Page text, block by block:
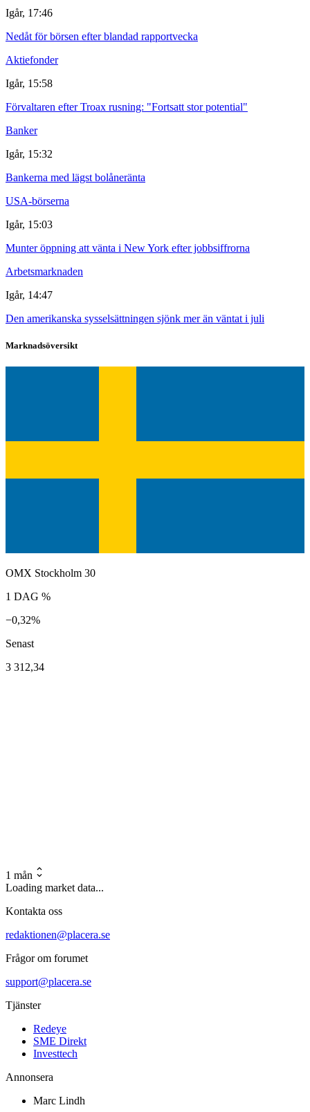
Igår, 17:46
Nedåt för börsen efter blandad rapportvecka
Aktiefonder
Igår, 15:58
Förvaltaren efter Troax rusning: "Fortsatt stor potential"
Banker
Igår, 15:32
Bankerna med lägst bolåneränta
USA-börserna
Igår, 15:03
Munter öppning att vänta i New York efter jobbsiffrorna
Arbetsmarknaden
Igår, 14:47
Den amerikanska sysselsättningen sjönk mer än väntat i juli
Marknadsöversikt
OMX Stockholm 30
1 DAG %
−0,32%
Senast
3 312,34
1 mån
Loading market data...
Kontakta oss
redaktionen@placera.se
Frågor om forumet
support@placera.se
Tjänster
Redeye
SME Direkt
Investtech
Annonsera
Marc Lindh